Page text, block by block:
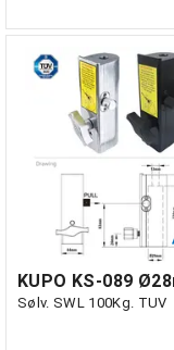
Sølv. SWL 100Kg. TUV